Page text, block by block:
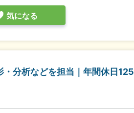
気になる
・分析などを担当｜年間休日125